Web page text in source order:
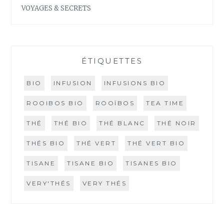
VOYAGES & SECRETS
ÉTIQUETTES
BIO INFUSION INFUSIONS BIO
ROOIBOS BIO ROOÏBOS TEA TIME
THÉ THÉ BIO THÉ BLANC THÉ NOIR
THÉS BIO THÉ VERT THÉ VERT BIO
TISANE TISANE BIO TISANES BIO
VERY'THÉS VERY THÉS